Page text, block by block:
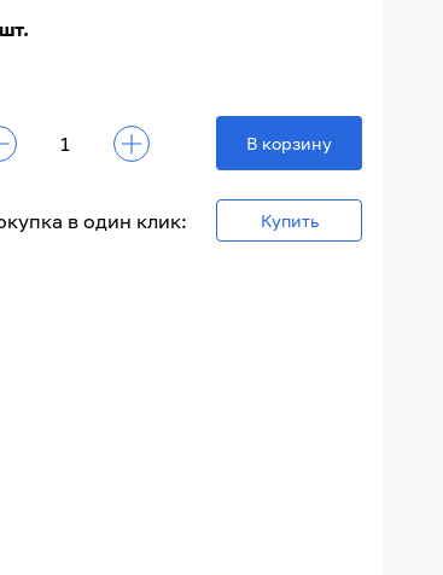
В корзину
в один клик: Купить